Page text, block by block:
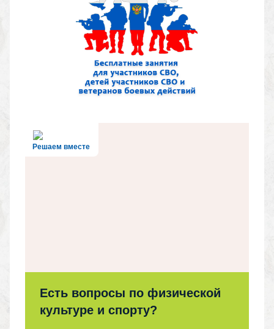
Решаем вместе
Есть вопросы по физической
культуре и спорту?